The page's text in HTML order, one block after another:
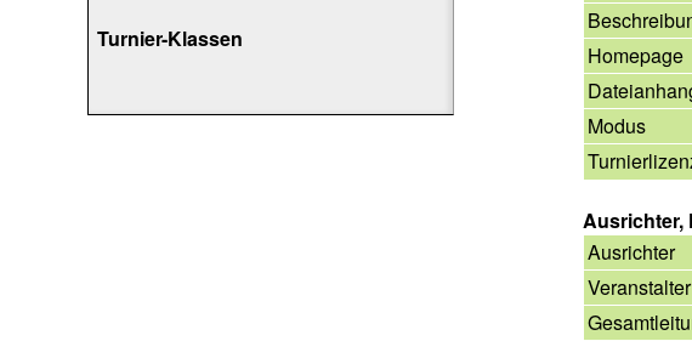
Homepage
Modus
Ausrichter,
Ausrichter
Veranstalter
Turnier-Klassen